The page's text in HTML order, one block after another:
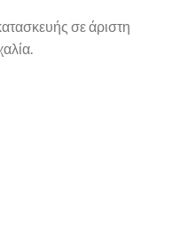
σε άριστη